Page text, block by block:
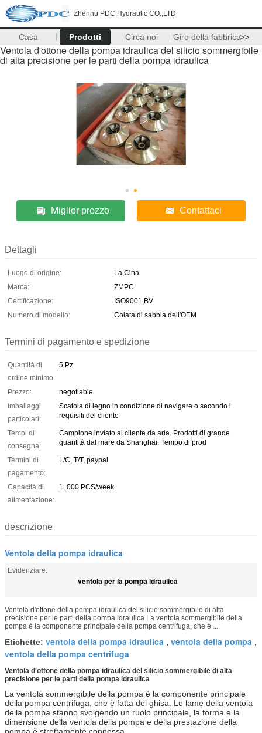
Zhenhu PDC Hydraulic CO.,LTD
Casa Prodotti Circa noi Giro della fabbrica>>
Ventola d'ottone della pompa idraulica del silicio sommergibile
di alta precisione per le parti della pompa idraulica
Miglior prezzo Contattaci
Dettagli
Luogo di origine:
La Cina
Marca:
ZMPC
Certificazione:
ISO9001,BV
Numero di modello:
Colata di sabbia dell'OEM
Termini di pagamento e spedizione
Quantità di
ordine minimo:
5 Pz
Prezzo:
negotiable
Imballaggi
particolari:
Scatola di legno in condizione di navigare o secondo i
requisiti del cliente
Tempi di
consegna:
Campione inviato al cliente da aria. Prodotti di grande
quantità dal mare da Shanghai. Tempo di prod
Termini di
pagamento:
L/C, T/T, paypal
Capacità di
alimentazione:
1, 000 PCS/week
descrizione
Ventola della pompa idraulica
Evidenziare:
ventola per la pompa idraulica
Ventola d'ottone della pompa idraulica del silicio sommergibile di alta
precisione per le parti della pompa idraulica La ventola sommergibile della
pompa è la componente principale della pompa centrifuga, che è ...
Etichette: ventola della pompa idraulica , ventola della pompa ,
ventola della pompa centrifuga
Ventola d'ottone della pompa idraulica del silicio sommergibile di alta
precisione per le parti della pompa idraulica
La ventola sommergibile della pompa è la componente principale
della pompa centrifuga, che è fatta del ghisa. Le lame della ventola
della pompa stanno svolgendo un ruolo principale, la forma e la
dimensione della ventola della pompa e della prestazione della